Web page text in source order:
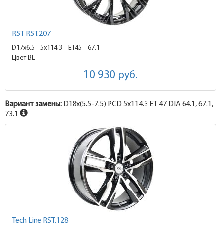
RST RST.207
D17x6.5 5x114.3 ET45
67.1
Цвет BL
10 930 руб.
Вариант замены: D18x(5.5-7.5) PCD 5x114.3 ET 47 DIA 64.1, 67.1,
73.1
Tech Line RST.128